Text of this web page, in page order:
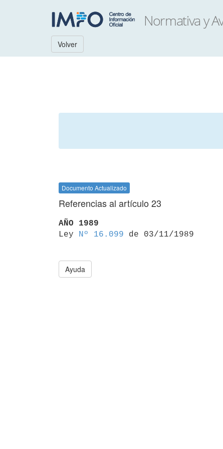
Volver
Documento Actualizado
Referencias al artículo 23
AÑO 1989
Ley
Nº 16.099
Ayuda